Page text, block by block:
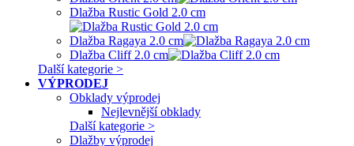
Dlažba Rustic Gold 2.0 cm
Dlažba Ragaya 2.0 cm
Dlažba Cliff 2.0 cm
Další kategorie >
VÝPRODEJ
Obklady výprodej
Nejlevnější obklady
Další kategorie >
Dlažby výprodej